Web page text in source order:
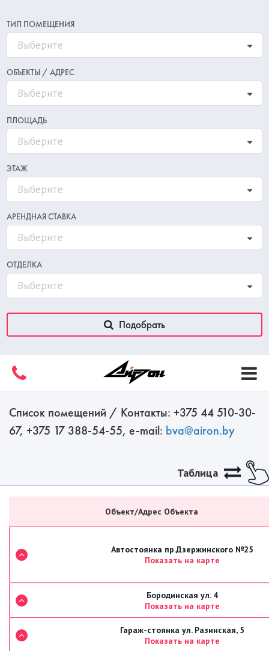
ТИП ПОМЕЩЕНИЯ
Выберите
ОБЪЕКТЫ / АДРЕС
Выберите
ПЛОЩАДЬ
Выберите
ЭТАЖ
Выберите
АРЕНДНАЯ СТАВКА
Выберите
ОТДЕЛКА
Выберите
Подобрать
Список помещений / Контакты: +375 44 510-30-
67, +375 17 388-54-55, e-mail: bva@airon.by
Таблица
ОБЪЕКТАХ
Объект/Адрес Объекта
Автостоянка пр.Дзержинского №25
Показать на карте
Бородинская ул. 4
Показать на карте
Гараж-стоянка ул. Разинская, 5
Показать на карте